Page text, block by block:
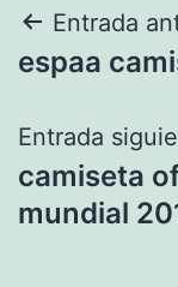
de
Entrada
espaa
Entrada
camiseta
mundial